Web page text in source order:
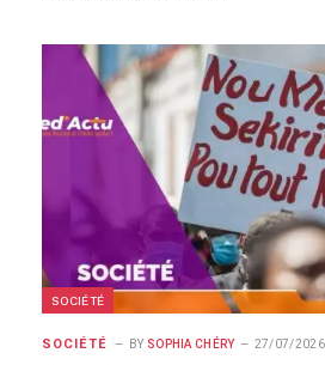
SOCIÉTÉ
SOCIÉTÉ BY SOPHIA CHÉRY 27/07/2026